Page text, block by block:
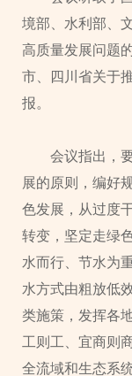
境部、水利部、
高质量发展问题
市、四川省关于
报。
会议指出，要
展的原则，编好
色发展，从过度
转变，坚定走绿
水而行、节水为
水方式由粗放低
类施策，发挥各
工则工、宜商则
全流域和生态系